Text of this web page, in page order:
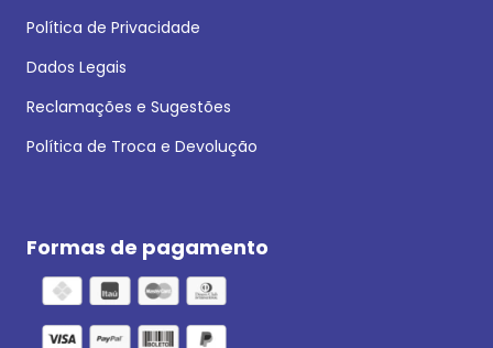
Política de Privacidade
Dados Legais
Reclamações e Sugestões
Política de Troca e Devolução
Formas de pagamento